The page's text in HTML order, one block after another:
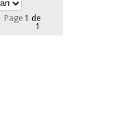
Page1 de
1